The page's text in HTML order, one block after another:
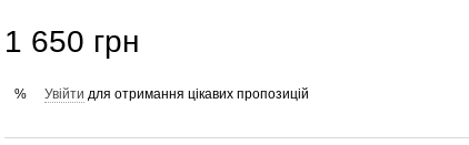
1 650 грн
% Увійти для отримання цікавих пропозицій